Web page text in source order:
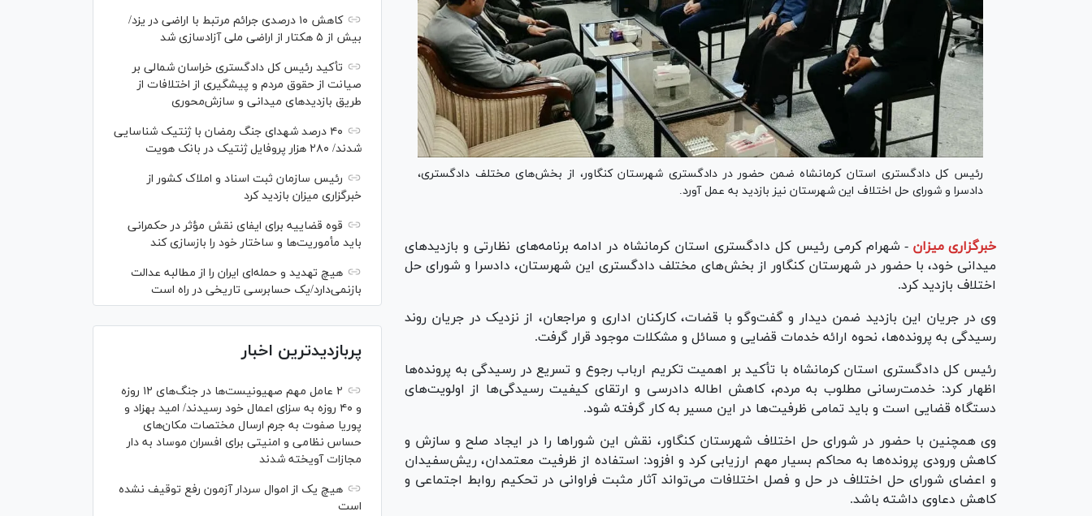
رئیس کل دادگستری استان کرمانشاه ضمن حضور در دادگستری شهرستان کنگاور، از بخش‌های مختلف دادگستری،
دادسرا و شورای حل اختلاف این شهرستان نیز بازدید به عمل آورد.
خبرگزاری میزان - شهرام کرمی رئیس کل دادگستری استان کرمانشاه در ادامه برنامه‌های نظارتی و بازدید‌های
میدانی خود، با حضور در شهرستان کنگاور از بخش‌های مختلف دادگستری این شهرستان، دادسرا و شورای حل
اختلاف بازدید کرد.
وی در جریان این بازدید ضمن دیدار و گفت‌و‌گو با قضات، کارکنان اداری و مراجعان، از نزدیک در جریان روند
رسیدگی به پرونده‌ها، نحوه ارائه خدمات قضایی و مسائل و مشکلات موجود قرار گرفت.
رئیس کل دادگستری استان کرمانشاه با تأکید بر اهمیت تکریم ارباب رجوع و تسریع در رسیدگی به پرونده‌ها
اظهار کرد: خدمت‌رسانی مطلوب به مردم، کاهش اطاله دادرسی و ارتقای کیفیت رسیدگی‌ها از اولویت‌های
دستگاه قضایی است و باید تمامی ظرفیت‌ها در این مسیر به کار گرفته شود.
وی همچنین با حضور در شورای حل اختلاف شهرستان کنگاور، نقش این شورا‌ها را در ایجاد صلح و سازش و
کاهش ورودی پرونده‌ها به محاکم بسیار مهم ارزیابی کرد و افزود: استفاده از ظرفیت معتمدان، ریش‌سفیدان
و اعضای شورای حل اختلاف در حل و فصل اختلافات می‌تواند آثار مثبت فراوانی در تحکیم روابط اجتماعی و
کاهش دعاوی داشته باشد.
کاهش ۱۰ درصدی جرائم مرتبط با اراضی در یزد/
بیش از ۵ هکتار از اراضی ملی آزادسازی شد
تأکید رئیس کل دادگستری خراسان شمالی بر
صیانت از حقوق مردم و پیشگیری از اختلافات از
طریق بازدید‌های میدانی و سازش‌محوری
۴۰ درصد شهدای جنگ رمضان با ژنتیک شناسایی
شدند/ ۲۸۰ هزار پروفایل ژنتیک در بانک هویت
رئیس سازمان ثبت اسناد و املاک کشور از
خبرگزاری میزان بازدید کرد
قوه قضاییه برای ایفای نقش مؤثر در حکمرانی
باید مأموریت‌ها و ساختار خود را بازسازی کند
هیچ تهدید و حمله‌ای ایران را از مطالبه عدالت
بازنمی‌دارد/یک حسابرسی تاریخی در راه است
پربازدیدترین اخبار
۲ عامل مهم صهیونیست‌ها در جنگ‌های ۱۲ روزه
و ۴۰ روزه به سزای اعمال خود رسیدند/ امید بهزاد و
پوریا صفوت به جرم ارسال مختصات مکان‌های
حساس نظامی و امنیتی برای افسران موساد به دار
مجازات آویخته شدند
هیچ یک از اموال سردار آزمون رفع توقیف نشده
است